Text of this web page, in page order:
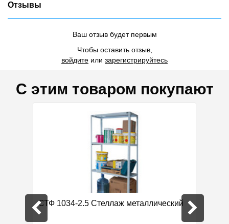
Отзывы
Ваш отзыв будет первым
Чтобы оставить отзыв,
войдите или зарегистрируйтесь
С этим товаром покупают
СТФ 1034-2.5 Стеллаж металлический